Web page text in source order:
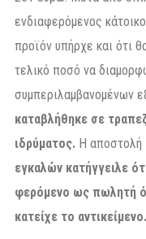
ενδιαφερόμενος
προϊόν υπήρχε και ότι
τελικό ποσό να
συμπεριλαμβανομένων
καταβλήθηκε σε
ιδρύματος. Η αποστολή
εγκαλών κατήγγειλε
φερόμενο ως πωλητή
κατείχε το αντικείμενο.